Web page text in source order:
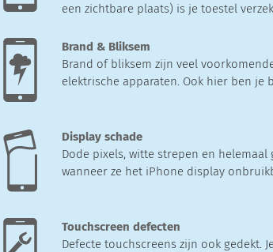
een zichtbare plaats) is je toestel
Brand & Bliksem
Brand of bliksem zijn veel
elektrische apparaten. Ook hier ben je
Display schade
Dode pixels, witte strepen en helemaal
wanneer ze het iPhone display
Touchscreen defecten
Defecte touchscreens zijn ook gedekt.